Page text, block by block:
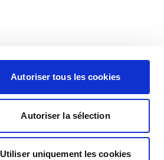
Autoriser tous les cookies
Autoriser la sélection
Utiliser uniquement les cookies